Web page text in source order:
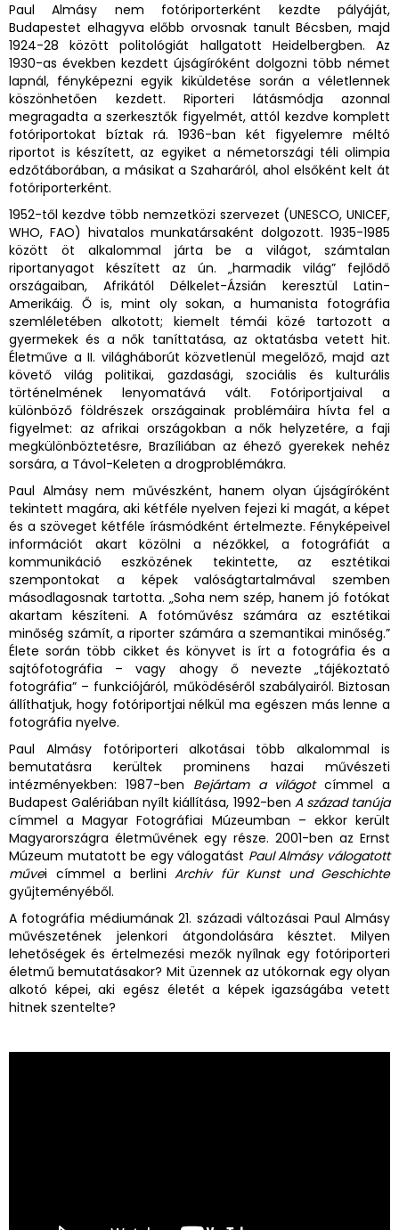
Paul Almásy nem fotóriporterként kezdte pályáját,
Budapestet elhagyva előbb orvosnak tanult Bécsben, majd
1924-28 között politológiát hallgatott Heidelbergben. Az
1930-as években kezdett újságíróként dolgozni több német
lapnál, fényképezni egyik kiküldetése során a véletlennek
köszönhetően kezdett. Riporteri látásmódja azonnal
megragadta a szerkesztők figyelmét, attól kezdve komplett
fotóriportokat bíztak rá. 1936-ban két figyelemre méltó
riportot is készített, az egyiket a németországi téli olimpia
edzőtáborában, a másikat a Szaharáról, ahol elsőként kelt át
fotóriporterként.
1952-től kezdve több nemzetközi szervezet (UNESCO, UNICEF,
WHO, FAO) hivatalos munkatársaként dolgozott. 1935-1985
között öt alkalommal járta be a világot, számtalan
riportanyagot készített az ún. „harmadik világ” fejlődő
országaiban, Afrikától Délkelet-Ázsián keresztül Latin-
Amerikáig. Ő is, mint oly sokan, a humanista fotográfia
szemléletében alkotott; kiemelt témái közé tartozott a
gyermekek és a nők taníttatása, az oktatásba vetett hit.
Életműve a II. világháborút közvetlenül megelőző, majd azt
követő világ politikai, gazdasági, szociális és kulturális
történelmének lenyomatává vált. Fotóriportjaival a
különböző földrészek országainak problémáira hívta fel a
figyelmet: az afrikai országokban a nők helyzetére, a faji
megkülönböztetésre, Brazíliában az éhező gyerekek nehéz
sorsára, a Távol-Keleten a drogproblémákra.
Paul Almásy nem művészként, hanem olyan újságíróként
tekintett magára, aki kétféle nyelven fejezi ki magát, a képet
és a szöveget kétféle írásmódként értelmezte. Fényképeivel
információt akart közölni a nézőkkel, a fotográfiát a
kommunikáció eszközének tekintette, az esztétikai
szempontokat a képek valóságtartalmával szemben
másodlagosnak tartotta. „Soha nem szép, hanem jó fotókat
akartam készíteni. A fotóművész számára az esztétikai
minőség számít, a riporter számára a szemantikai minőség.”
Élete során több cikket és könyvet is írt a fotográfia és a
sajtófotográfia – vagy ahogy ő nevezte „tájékoztató
fotográfia” – funkciójáról, működéséről szabályairól. Biztosan
állíthatjuk, hogy fotóriportjai nélkül ma egészen más lenne a
fotográfia nyelve.
Paul Almásy fotóriporteri alkotásai több alkalommal is
bemutatásra kerültek prominens hazai művészeti
intézményekben: 1987-ben Bejártam a világotcímmel a
Budapest Galériában nyílt kiállítása, 1992-ben A század tanúja
címmel a Magyar Fotográfiai Múzeumban – ekkor került
Magyarországra életművének egy része. 2001-ben az Ernst
Múzeum mutatott be egy válogatást Paul Almásy válogatott
művei címmel a berlini Archiv für Kunst und Geschichte
gyűjteményéből.
A fotográfia médiumának 21. századi változásai Paul Almásy
művészetének jelenkori átgondolására késztet. Milyen
lehetőségek és értelmezési mezők nyílnak egy fotóriporteri
életmű bemutatásakor? Mit üzennek az utókornak egy olyan
alkotó képei, aki egész életét a képek igazságába vetett
hitnek szentelte?